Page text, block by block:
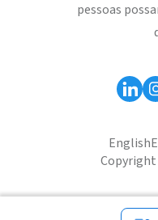
pessoas
English